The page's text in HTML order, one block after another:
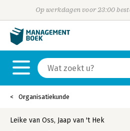
Op werkdagen voor 23:00
Organisatiekunde
Leike van Oss, Jaap van 't Hek